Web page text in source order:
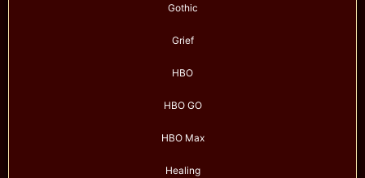
Gothic
Grief
HBO
HBO GO
HBO Max
Healing